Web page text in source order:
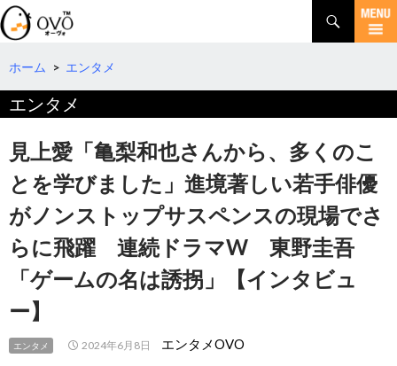
検
索
コ
テ
へ
動
ホーム > エンタメ
エンタメ
見上愛「亀梨和也さんから、多くのこ
とを学びました」進境著しい若手俳優
がノンストップサスペンスの現場でさ
らに飛躍 連続ドラマW 東野圭吾
「ゲームの名は誘拐」【インタビュ
ー】
エンタメ 2024年6月8日 エンタメOVO